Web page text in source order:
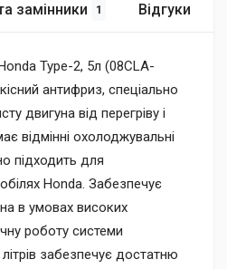
замінники 1 Відгуки
Type-2, 5л (08CLA-
антифриз, спеціально
двигуна від перегріву і
відмінні охолоджувальні
підходить для
Honda. Забезпечує
в умовах високих
роботу системи
забезпечує достатню